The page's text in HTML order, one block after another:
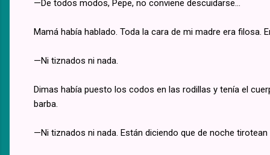
—De todos modos, Pepe, no conviene descuidarse...
Mamá había hablado. Toda la cara de mi madre era filosa.
—Ni tiznados ni nada.
Dimas había puesto los codos en las rodillas y tenía el
barba.
—Ni tiznados ni nada. Están diciendo que de noche tirotean